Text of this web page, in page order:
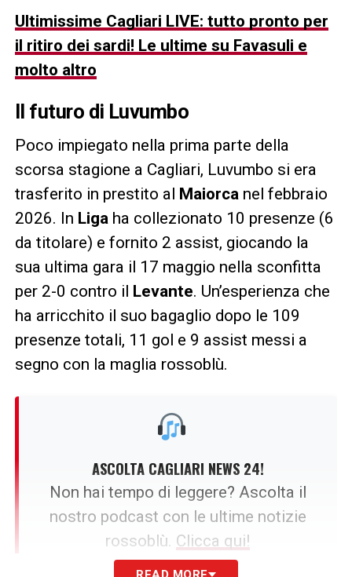
Ultimissime Cagliari LIVE: tutto pronto per
il ritiro dei sardi! Le ultime su Favasuli e
molto altro
Il futuro di Luvumbo
Poco impiegato nella prima parte della
scorsa stagione a Cagliari, Luvumbo si era
trasferito in prestito al Maiorcanel febbraio
2026. In Ligaha collezionato 10 presenze (6
da titolare) e fornito 2 assist, giocando la
sua ultima gara il 17 maggio nella sconfitta
per 2-0 contro il Levante. Un’esperienza che
ha arricchito il suo bagaglio dopo le 109
presenze totali, 11 gol e 9 assist messi a
segno con la maglia rossoblù.
ASCOLTA CAGLIARI NEWS 24!
Non hai tempo di leggere? Ascolta il
nostro podcast con le ultime notizie
rossoblù. Clicca qui!